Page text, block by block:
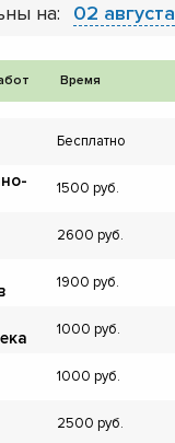
на: 02 августа
Время
Бесплатно
1500
2600
1900
1000
1000
2500